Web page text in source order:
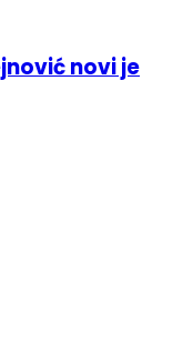
novi je